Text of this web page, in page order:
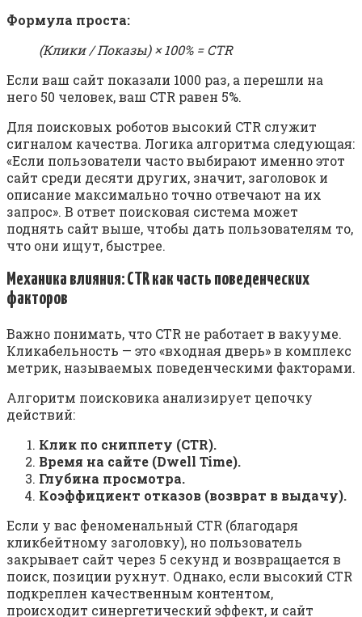
Формула проста:
(Клики / Показы) × 100% = CTR
Если ваш сайт показали 1000 раз, а перешли на
него 50 человек, ваш CTR равен 5%.
Для поисковых роботов высокий CTR служит
сигналом качества. Логика алгоритма следующая:
«Если пользователи часто выбирают именно этот
сайт среди десяти других, значит, заголовок и
описание максимально точно отвечают на их
запрос». В ответ поисковая система может
поднять сайт выше, чтобы дать пользователям то,
что они ищут, быстрее.
Механика влияния: CTR как часть поведенческих
факторов
Важно понимать, что CTR не работает в вакууме.
Кликабельность — это «входная дверь» в комплекс
метрик, называемых поведенческими факторами.
Алгоритм поисковика анализирует цепочку
действий:
Клик по сниппету (CTR).
Время на сайте (Dwell Time).
Глубина просмотра.
Коэффициент отказов (возврат в выдачу).
Если у вас феноменальный CTR (благодаря
кликбейтному заголовку), но пользователь
закрывает сайт через 5 секунд и возвращается в
поиск, позиции рухнут. Однако, если высокий CTR
подкреплен качественным контентом,
происходит синергетический эффект, и сайт